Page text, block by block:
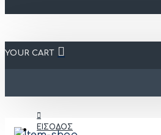
YOUR CART
ΕΙΣΟΔΟΣ